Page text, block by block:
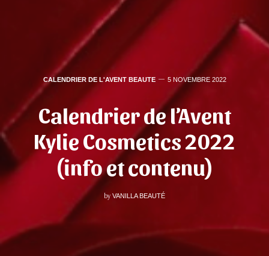
CALENDRIER DE L'AVENT BEAUTE 5 NOVEMBRE 2022
Calendrier de l’Avent
Kylie Cosmetics 2022
(info et contenu)
by VANILLA BEAUTÉ